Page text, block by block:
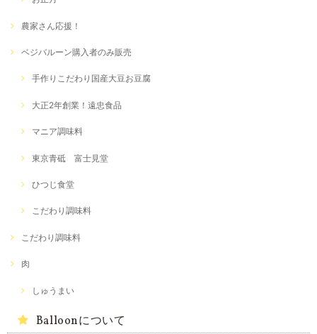
農家さん応援！
ベジバルーン購入者のみ販売
手作りこだわり国産大豆お豆腐
大正2年創業！遠忠食品
マニア調味料
東京青砥 富士見堂
ひつじ食堂
こだわり調味料
こだわり調味料
肉
しゅうまい
Balloonについて